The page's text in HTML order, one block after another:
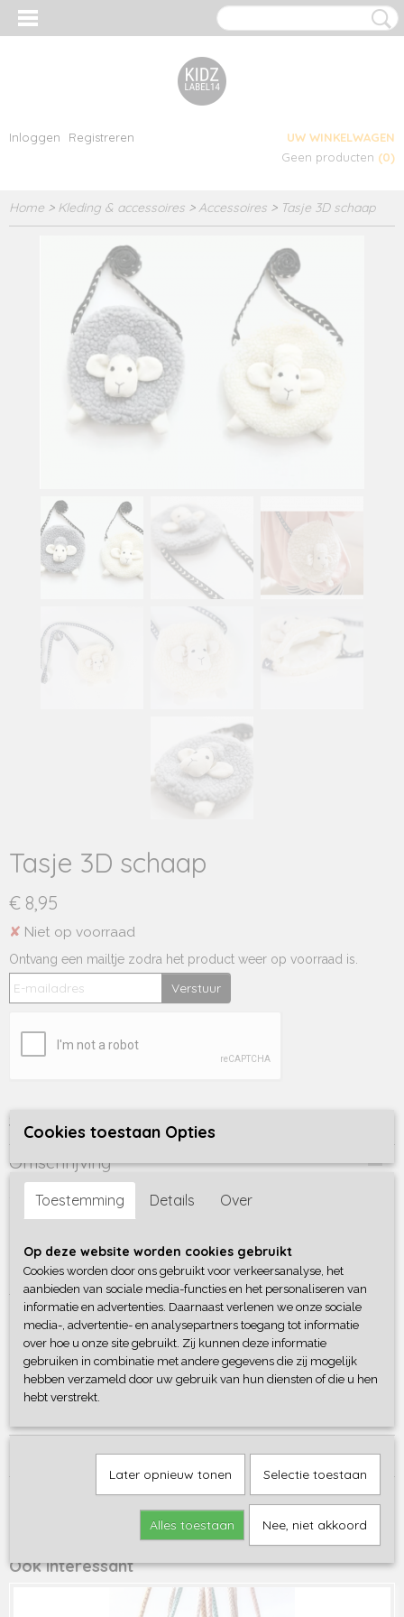
Inloggen Registreren
UW WINKELWAGEN
Geen producten (0)
Home > Kleding & accessoires > Accessoires > Tasje 3D schaap
Tasje 3D schaap
€ 8,95
✘ Niet op voorraad
Ontvang een mailtje zodra het product weer op voorraad is.
Verstuur
Specificaties
220-542
Omschrijving
Super lief, schattig en zacht 3D tasje
"Bont" tasje Ø 15 cm met een 3D schaap er op, Ook de pootjes
ontbreken niet.
Tasje sluit middels klittenband. Met een zachte schouderband.
In off white of grijs
Ook interessant
Cookies toestaan Opties
Toestemming Details Over
Op deze website worden cookies gebruikt
Cookies worden door ons gebruikt voor verkeersanalyse, het
aanbieden van sociale media-functies en het personaliseren van
informatie en advertenties. Daarnaast verlenen we onze sociale
media-, advertentie- en analysepartners toegang tot informatie
over hoe u onze site gebruikt. Zij kunnen deze informatie
gebruiken in combinatie met andere gegevens die zij mogelijk
hebben verzameld door uw gebruik van hun diensten of die u hen
hebt verstrekt.
Later opnieuw tonen Selectie toestaan
Alles toestaan Nee, niet akkoord